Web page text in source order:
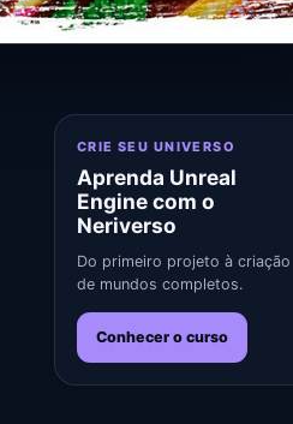
CRIE SEU UNIVERSO
Aprenda Unreal
Engine com o
Neriverso
Do primeiro projeto à criação
de mundos completos.
Conhecer o curso